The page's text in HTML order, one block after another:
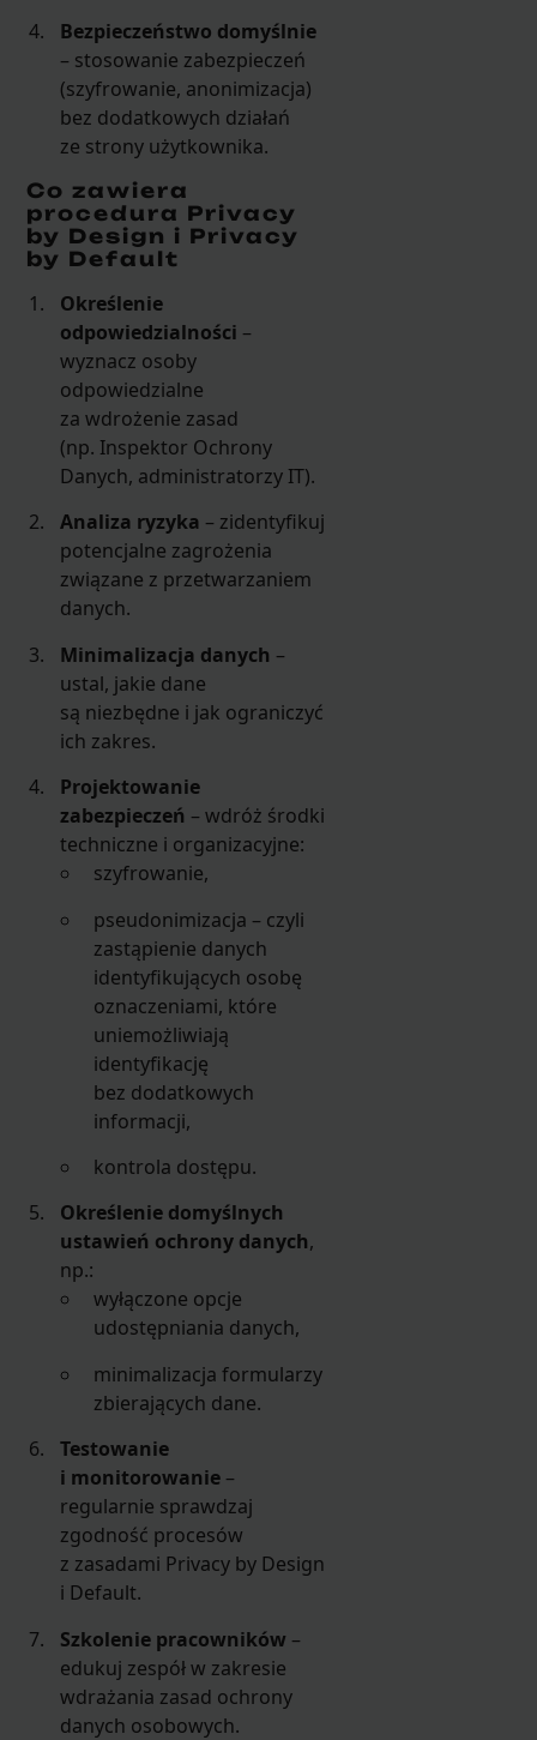
Bezpieczeństwo domyślnie
– stosowanie zabezpieczeń
(szyfrowanie, anonimizacja)
bez dodatkowych działań
ze strony użytkownika.
Co zawiera
procedura Privacy
by Design i Privacy
by Default
Określenie
odpowiedzialności –
wyznacz osoby
odpowiedzialne
za wdrożenie zasad
(np. Inspektor Ochrony
Danych, administratorzy IT).
Analiza ryzyka – zidentyfikuj
potencjalne zagrożenia
związane z przetwarzaniem
danych.
Minimalizacja danych –
ustal, jakie dane
są niezbędne i jak ograniczyć
ich zakres.
Projektowanie
zabezpieczeń – wdróż środki
techniczne i organizacyjne:
szyfrowanie,
pseudonimizacja – czyli
zastąpienie danych
identyfikujących osobę
oznaczeniami, które
uniemożliwiają
identyfikację
bez dodatkowych
informacji,
kontrola dostępu.
Określenie domyślnych
ustawień ochrony danych,
np.:
wyłączone opcje
udostępniania danych,
minimalizacja formularzy
zbierających dane.
Testowanie
i monitorowanie –
regularnie sprawdzaj
zgodność procesów
z zasadami Privacy by Design
i Default.
Szkolenie pracowników –
edukuj zespół w zakresie
wdrażania zasad ochrony
danych osobowych.